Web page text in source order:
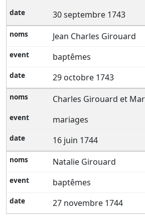
30 septembre 1743
Jean Charles Girouard
baptêmes
29 octobre 1743
Charles Girouard et
mariages
16 juin 1744
Natalie Girouard
baptêmes
27 novembre 1744